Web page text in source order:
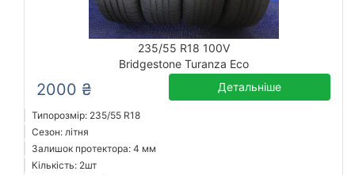
235/55 R18 100V
Bridgestone Turanza Eco
2000 ₴ Детальніше
Типорозмір: 235/55 R18
Сезон: літня
Залишок протектора: 4 мм
Кількість: 2шт